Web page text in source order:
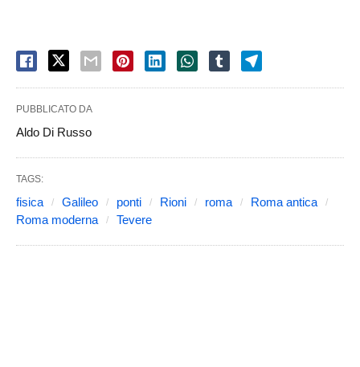
PUBBLICATO DA
Aldo Di Russo
TAGS:
fisica Galileo ponti Rioni roma
Roma antica
Roma moderna
Tevere